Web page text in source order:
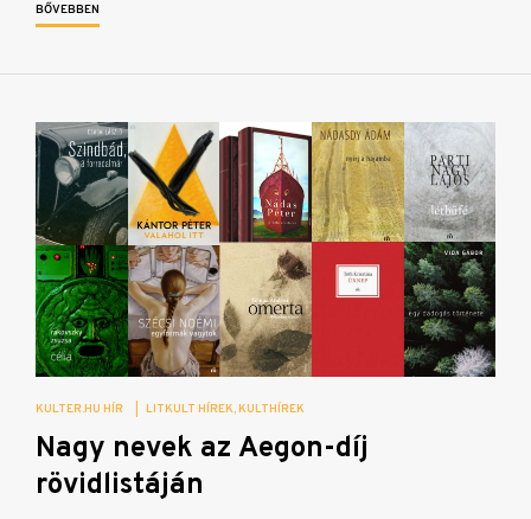
BŐVEBBEN
KULTER.HU HÍR LITKULT HÍREK KULTHÍREK
Nagy nevek az Aegon-díj
rövidlistáján